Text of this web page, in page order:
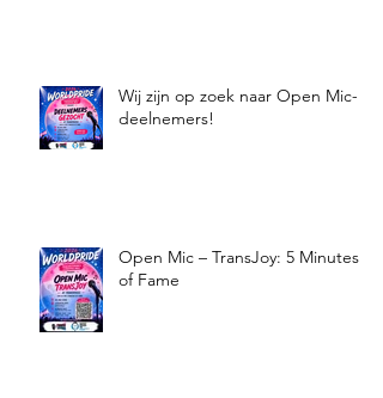
Wij zijn op zoek naar Open Mic-
deelnemers!
Open Mic – TransJoy: 5 Minutes
of Fame